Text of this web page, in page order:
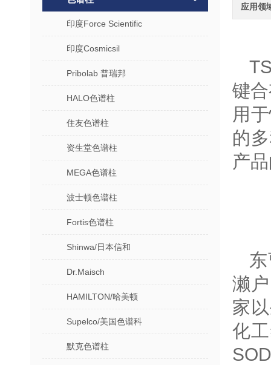
印度Force Scientific
印度Cosmicsil
Pribolab 普瑞邦
HALO色谱柱
住友色谱柱
资生堂色谱柱
MEGA色谱柱
波士顿色谱柱
Fortis色谱柱
Shinwa/日本信和
Dr.Maisch
HAMILTON/哈美顿
Supelco/美国色谱科
默克色谱柱
应用领
键
用
的
产
濑
家
化